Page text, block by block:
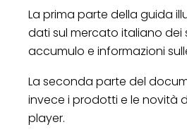
La prima parte della guida
dati sul mercato italiano dei
accumulo e informazioni
La seconda parte del
invece i prodotti e le novità
player.